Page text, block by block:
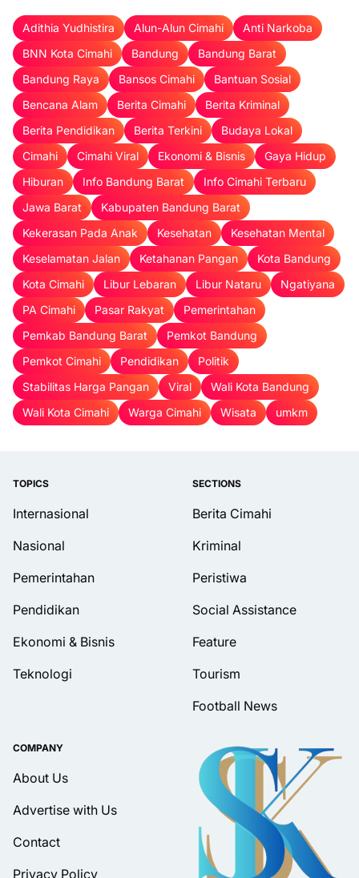
Adithia Yudhistira Alun-Alun Cimahi
Anti Narkoba
BNN Kota Cimahi
Bandung
Bandung Barat
Bandung Raya
Bansos Cimahi
Bantuan Sosial
Bencana Alam
Berita Cimahi
Berita Kriminal
Berita Pendidikan
Berita Terkini
Budaya Lokal
Cimahi
Cimahi Viral Ekonomi & Bisnis
Gaya Hidup
Hiburan
Info Bandung Barat
Info Cimahi Terbaru
Jawa Barat
Kabupaten Bandung Barat
Kekerasan Pada Anak
Kesehatan
Kesehatan Mental
Keselamatan Jalan
Ketahanan Pangan
Kota Bandung
Kota Cimahi
Libur Lebaran Libur Nataru
Ngatiyana
PA Cimahi
Pasar Rakyat
Pemerintahan
Pemkab Bandung Barat
Pemkot Bandung
Pemkot Cimahi
Pendidikan
Politik
Stabilitas Harga Pangan
Viral
Wali Kota Bandung
Wali Kota Cimahi
Warga Cimahi Wisata umkm
TOPICS
Internasional
Nasional
Pemerintahan
Pendidikan
Ekonomi & Bisnis
Teknologi
SECTIONS
Berita Cimahi
Kriminal
Peristiwa
Social Assistance
Feature
Tourism
Football News
COMPANY
About Us
Advertise with Us
Contact
Privacy Policy